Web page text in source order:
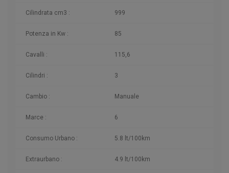
Cilindrata cm3 : 999
Potenza in Kw : 85
Cavalli : 115,6
Cilindri : 3
Cambio : Manuale
Marce : 6
Consumo Urbano : 5.8 lt/100km
Extraurbano : 4.9 lt/100km